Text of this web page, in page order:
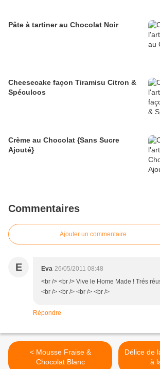
Pâte à tartiner au Chocolat Noir
Cheesecake façon Tiramisu Citron &
Spéculoos
Crème au Chocolat {Sans Sucre
Ajouté}
Commentaires
Ajouter un commentaire
E Eva 26/05/2011 08:48
<br /> <br /> Vive le Home Made ! Trés
<br /> <br /> <br /> <br />
Répondre
< Mousse Fraise &
Chocolat Blanc
Délice de